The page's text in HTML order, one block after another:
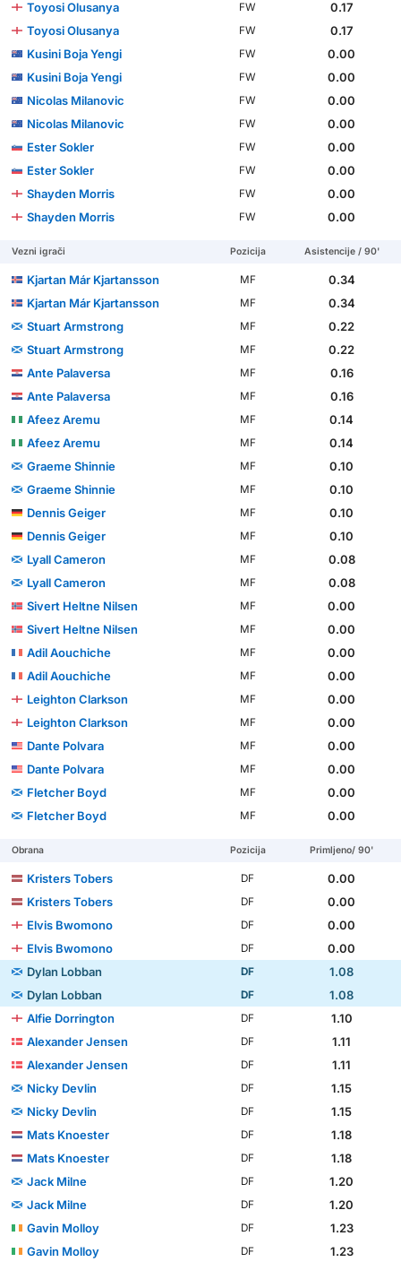
Toyosi Olusanya FW
0.17
Toyosi Olusanya
FW
0.17
Kusini Boja Yengi
FW
0.00
Kusini Boja Yengi
FW
0.00
Nicolas Milanovic
FW
0.00
Nicolas Milanovic
FW
0.00
Ester Sokler
FW
0.00
Ester Sokler
FW
0.00
Shayden Morris
FW
0.00
Shayden Morris
FW 0.00
Vezni igrači Pozicija Asistencije / 90'
Kjartan Már Kjartansson MF
0.34
Kjartan Már Kjartansson
MF
0.34
Stuart Armstrong
MF
0.22
Stuart Armstrong
MF
0.22
Ante Palaversa
MF
0.16
Ante Palaversa
MF
0.16
Afeez Aremu
MF
0.14
Afeez Aremu
MF
0.14
Graeme Shinnie
MF
0.10
Graeme Shinnie
MF
0.10
Dennis Geiger
MF
0.10
Dennis Geiger
MF
0.10
Lyall Cameron
MF
0.08
Lyall Cameron
MF
0.08
Sivert Heltne Nilsen
MF
0.00
Sivert Heltne Nilsen
MF
0.00
Adil Aouchiche
MF
0.00
Adil Aouchiche
MF
0.00
Leighton Clarkson
MF
0.00
Leighton Clarkson
MF
0.00
Dante Polvara
MF
0.00
Dante Polvara
MF
0.00
Fletcher Boyd
MF
0.00
Fletcher Boyd
MF 0.00
Obrana Pozicija Primljeno/ 90'
Kristers Tobers DF
0.00
Kristers Tobers
DF
0.00
Elvis Bwomono
DF
0.00
Elvis Bwomono
DF
0.00
Dylan Lobban
DF
1.08
Dylan Lobban
DF
1.08
Alfie Dorrington
DF
1.10
Alexander Jensen
DF
1.11
Alexander Jensen
DF
1.11
Nicky Devlin
DF
1.15
Nicky Devlin
DF
1.15
Mats Knoester
DF
1.18
Mats Knoester
DF
1.18
Jack Milne
DF
1.20
Jack Milne
DF
1.20
Gavin Molloy
DF
1.23
Gavin Molloy
DF
1.23